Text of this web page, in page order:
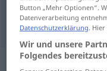
zweckmäßig,günstig
Button „Mehr Optionen“.
Datenverarbeitung
Datenschutzerklärung.
Wir und unsere
Folgendes